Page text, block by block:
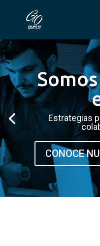
Estrategias
CONOCE